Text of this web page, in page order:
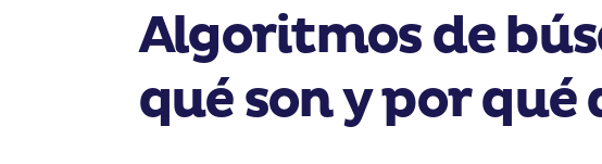
Algoritmos de
qué son y por